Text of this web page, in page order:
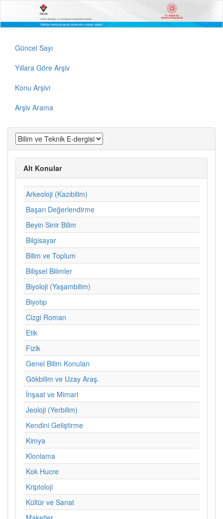
Güncel Sayı
Yıllara Göre Arşiv
Konu Arşivi
Arşiv Arama
Alt Konular
Arkeoloji (Kazıbilim)
Başarı Değerlendirme
Beyin Sinir Bilim
Bilgisayar
Bilim ve Toplum
Bilişsel Bilimler
Biyoloji (Yaşambilim)
Biyotıp
Cizgi Roman
Etik
Fizik
Genel Bilim Konuları
Gökbilim ve Uzay Araş.
İnşaat ve Mimari
Jeoloji (Yerbilim)
Kendini Geliştirme
Kimya
Klonlama
Kok Hucre
Kriptoloji
Kültür ve Sanat